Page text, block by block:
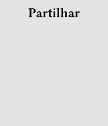
Partilhar